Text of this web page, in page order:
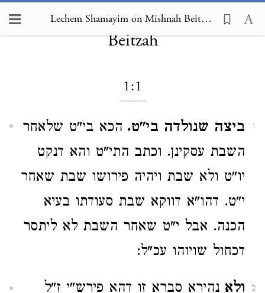
Lechem Shamayim on Mishnah Beitzah 1:1
Lechem Shamayim on Mishnah
Beitzah
1:1
1 ביצה שנולדה בי"ט. הכא בי"ט שלאחר
השבת עסקינן. וכתב התי"ט והא דנקט
יו"ט ולא שבת ויהיה פירושו שבת שאחר
י"ט. דהו"א דווקא שבת סעודתו בעיא
הכנה. אבל י"ט שאחר השבת לא ליתסר
דכחול שויוהו עכ"ל:
2